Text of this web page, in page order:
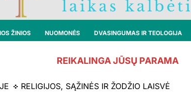
ŽINIOS NUOMONĖS DVASINGUMAS IR TEOLOGIJA
REIKALINGA JŪSŲ PARAMA
RELIGIJOS, SĄŽINĖS IR ŽODŽIO LAISVĖ